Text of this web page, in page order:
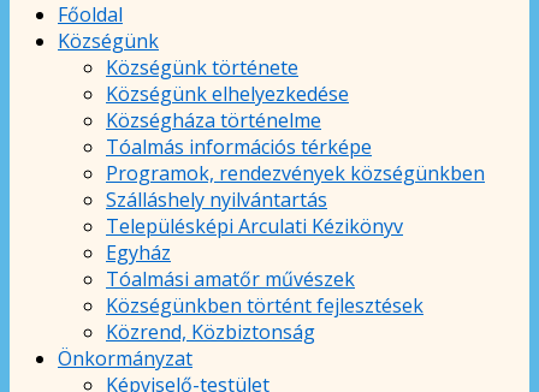
Főoldal
Községünk
Községünk története
Községünk elhelyezkedése
Községháza történelme
Tóalmás információs térképe
Programok, rendezvények községünkben
Szálláshely nyilvántartás
Településképi Arculati Kézikönyv
Egyház
Tóalmási amatőr művészek
Községünkben történt fejlesztések
Közrend, Közbiztonság
Önkormányzat
Képviselő-testület